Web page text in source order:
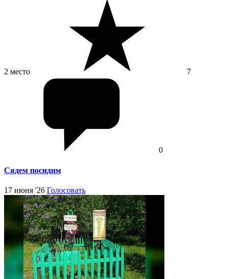
2 место 7
0
Сядем посидим
17 июня '26 Голосовать